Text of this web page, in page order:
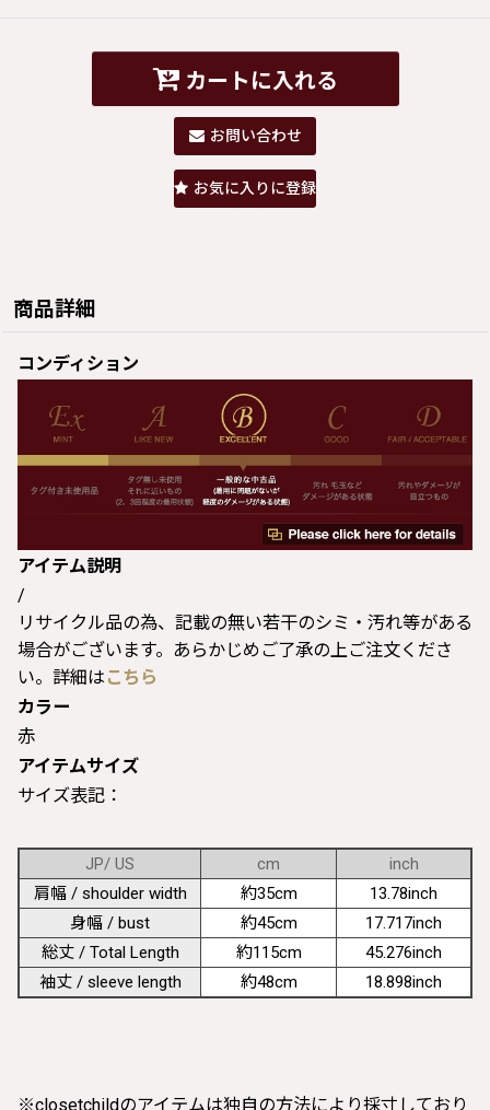
カートに入れる
お問い合わせ
お気に入りに登録
商品詳細
コンディション
アイテム説明
/
リサイクル品の為、記載の無い若干のシミ・汚れ等がある
場合がございます。あらかじめご了承の上ご注文くださ
い。詳細は こちら
カラー
赤
アイテムサイズ
サイズ表記：
JP/ US cm
inch
肩幅 / shoulder width
約35cm
13.78inch
身幅 / bust
約45cm
17.717inch
総丈 / Total Length
約115cm
45.276inch
袖丈 / sleeve length
約48cm 18.898inch
※closetchildのアイテムは独自の方法により採寸しており